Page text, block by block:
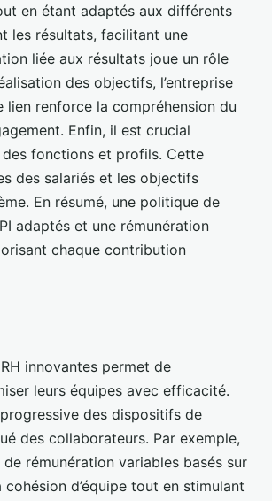
en étant adaptés aux différents
les résultats, facilitant une
liée aux résultats joue un rôle
des objectifs, l’entreprise
renforce la compréhension du
Enfin, il est crucial
fonctions et profils. Cette
des salariés et les objectifs
En résumé, une politique de
adaptés et une rémunération
chaque contribution
innovantes permet de
leurs équipes avec efficacité.
des dispositifs de
des collaborateurs. Par exemple,
rémunération variables basés sur
d’équipe tout en stimulant